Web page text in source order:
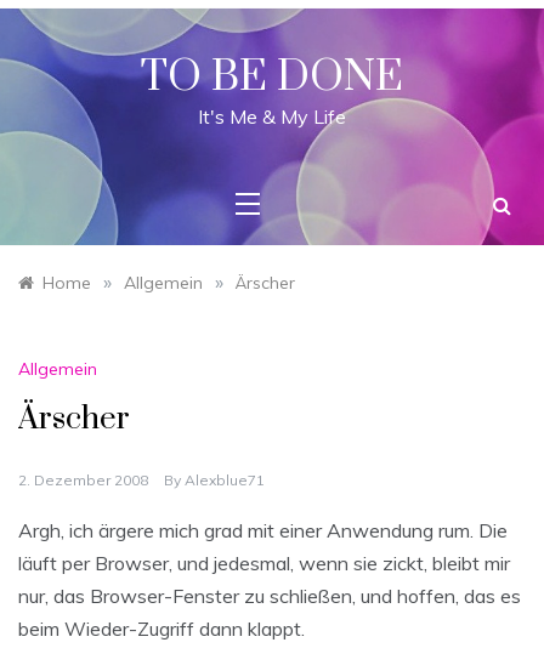
Skip
content
TO BE DONE
It's Me & My Life
Home » Allgemein » Ärscher
Allgemein
Ärscher
2. Dezember 2008 By Alexblue71
Argh, ich ärgere mich grad mit einer Anwendung rum. Die
läuft per Browser, und jedesmal, wenn sie zickt, bleibt mir
nur, das Browser-Fenster zu schließen, und hoffen, das es
beim Wieder-Zugriff dann klappt.